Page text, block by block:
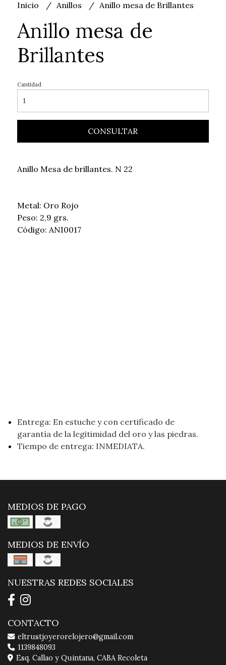
Inicio Anillos Anillo mesa de Brillantes
Anillo mesa de
Brillantes
Cantidad
CONSULTAR
Anillo Mesa de brillantes. N 22
Metal: Oro Rojo
Peso: 2,9 grs.
Código: ANI0017
Entrega: En estuche y con certificado de
garantía de la legitimidad del oro y las piedras.
Tiempo de entrega: INMEDIATA.
MEDIOS DE PAGO
MEDIOS DE ENVÍO
NUESTRAS REDES SOCIALES
CONTACTO
eltrustjoyerorelojero@gmail.com
1139848093
Esq. Callao y Quintana, CABA Recoleta